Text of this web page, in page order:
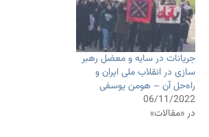
جریانات در سایه و معضل رهبر
سازی در انقلاب ملی ایران و
راه‌حل آن – هومن یوسفی
06/11/2022
در «مقالات»